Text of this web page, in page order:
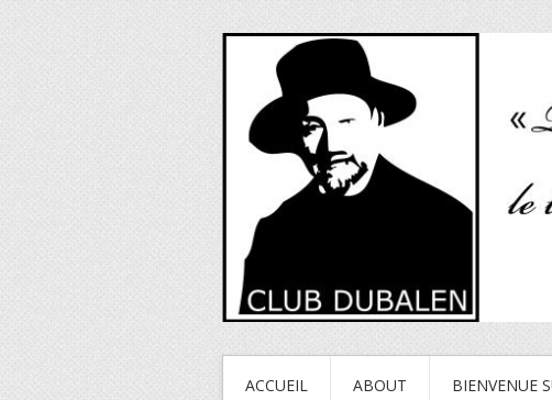
ACCUEIL ABOUT BIENVENUE